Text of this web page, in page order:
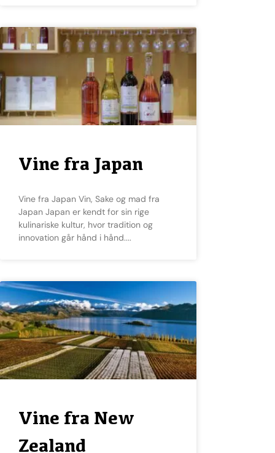
Vine fra Japan
Vine fra Japan Vin, Sake og mad fra
Japan Japan er kendt for sin rige
kulinariske kultur, hvor tradition og
innovation går hånd i hånd.
Vine fra New
Zealand